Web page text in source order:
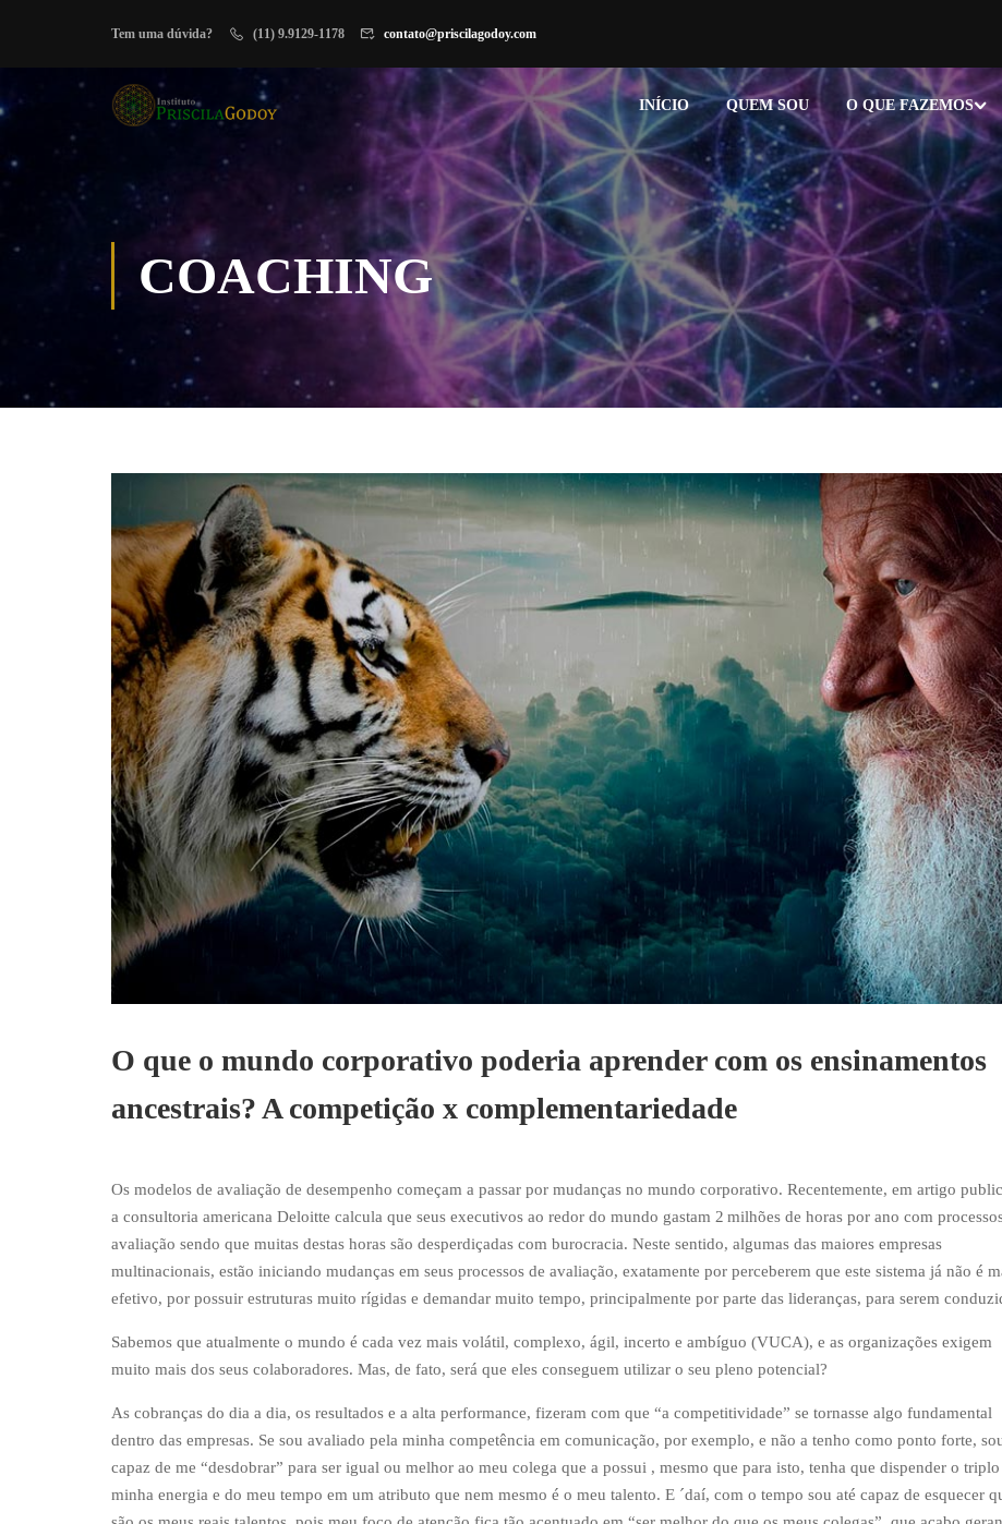
Tem uma dúvida? (11) 9.9129-1178 contato@priscilagodoy.com
INÍCIO QUEM SOU O QUE FAZEMOS
COACHING
O que o mundo corporativo poderia aprender com os ensinamentos
ancestrais? A competição x complementariedade
Os modelos de avaliação de desempenho começam a passar por mudanças no mundo corporativo. Recentemente, em artigo
a consultoria americana Deloitte calcula que seus executivos ao redor do mundo gastam 2 milhões de horas por ano com
avaliação sendo que muitas destas horas são desperdiçadas com burocracia. Neste sentido, algumas das maiores empresas
multinacionais, estão iniciando mudanças em seus processos de avaliação, exatamente por perceberem que este sistema já não é
efetivo, por possuir estruturas muito rígidas e demandar muito tempo, principalmente por parte das lideranças, para serem
Sabemos que atualmente o mundo é cada vez mais volátil, complexo, ágil, incerto e ambíguo (VUCA), e as organizações exigem
muito mais dos seus colaboradores. Mas, de fato, será que eles conseguem utilizar o seu pleno potencial?
As cobranças do dia a dia, os resultados e a alta performance, fizeram com que “a competitividade” se tornasse algo fundamental
dentro das empresas. Se sou avaliado pela minha competência em comunicação, por exemplo, e não a tenho como ponto forte,
capaz de me “desdobrar” para ser igual ou melhor ao meu colega que a possui , mesmo que para isto, tenha que dispender o triplo
minha energia e do meu tempo em um atributo que nem mesmo é o meu talento. E ´daí, com o tempo sou até capaz de esquecer